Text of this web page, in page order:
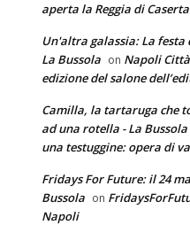
aperta la Reggia di Caserta
Un'altra galassia: La
La Bussola on Napoli
edizione del salone
Camilla, la tartaruga che
ad una rotella - La Bussola
una testuggine: opera di
Fridays For Future: il 24
Bussola on
Napoli